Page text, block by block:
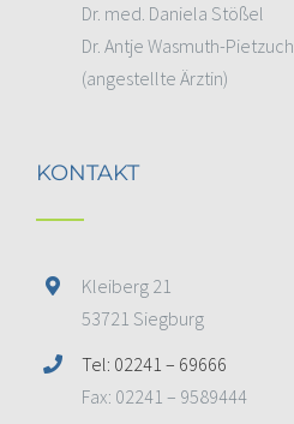
Dr. med. Daniela Stößel
Dr. Antje Wasmuth-Pietzuch
(angestellte Ärztin)
KONTAKT
Kleiberg 21
53721 Siegburg
Tel: 02241 – 69666
Fax: 02241 – 9589444